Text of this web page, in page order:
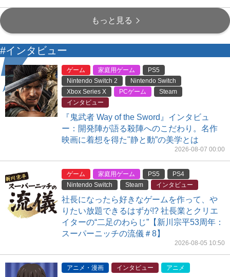
もっと見る
#インタビュー
ゲーム 家庭用ゲーム
PS5
Nintendo Switch 2
Nintendo Switch
Xbox Series X
PCゲーム
Steam
インタビュー
『鬼武者 Way of the Sword』インタビュ
ー：開発陣が語る殺陣へのこだわり。名作
映画に着想を得た"静と動”の美学とは
2026-08-07 00:00
ゲーム 家庭用ゲーム PS5
PS4
Nintendo Switch
Steam インタビュー
社長になったら好きなゲームを作って、や
りたい放題できるはずが!? 社長業とクリエ
イターの“二足のわらじ”【新川宗平53周年：
スーパーニッチの流儀＃8】
2026-08-05 10:50
アニメ・漫画 インタビュー アニメ